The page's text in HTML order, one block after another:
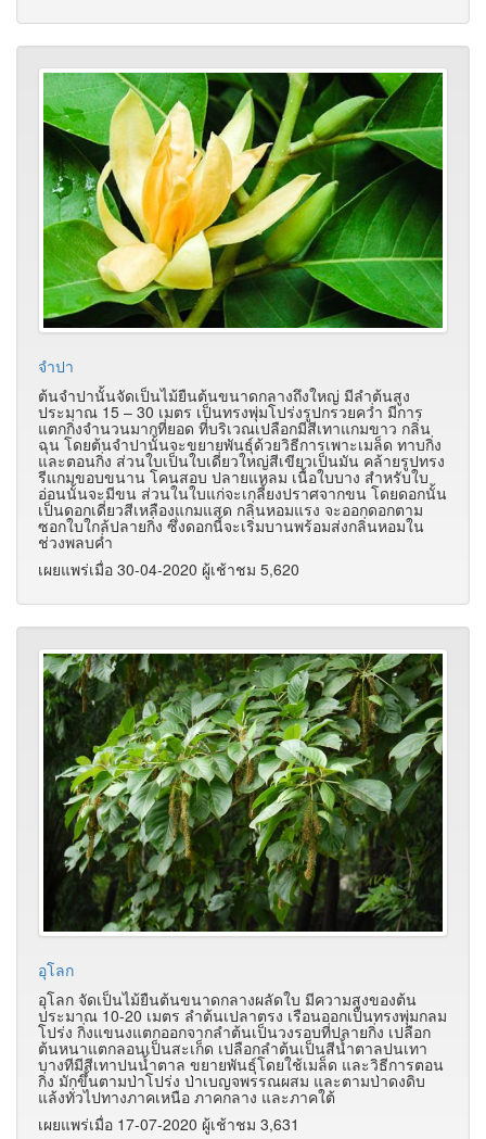
จำปา
ต้นจำปานั้นจัดเป็นไม้ยืนต้นขนาดกลางถึงใหญ่ มีลำต้นสูง
ประมาณ 15 – 30 เมตร เป็นทรงพุ่มโปร่งรูปกรวยคว่ำ มีการ
แตกกิ่งจำนวนมากที่ยอด ที่บริเวณเปลือกมีสีเทาแกมขาว กลิ่น
ฉุน โดยต้นจำปานั้นจะขยายพันธุ์ด้วยวิธีการเพาะเมล็ด ทาบกิ่ง
และตอนกิ่ง ส่วนใบเป็นใบเดี่ยวใหญ่สีเขียวเป็นมัน คล้ายรูปทรง
รีแกมขอบขนาน โคนสอบ ปลายแหลม เนื้อใบบาง สำหรับใบ
อ่อนนั้นจะมีขน ส่วนในใบแก่จะเกลี้ยงปราศจากขน โดยดอกนั้น
เป็นดอกเดี่ยวสีเหลืองแกมแสด กลิ่นหอมแรง จะออกดอกตาม
ซอกใบใกล้ปลายกิ่ง ซึ่งดอกนี้จะเริ่มบานพร้อมส่งกลิ่นหอมใน
ช่วงพลบค่ำ
เผยแพร่เมื่อ 30-04-2020 ผู้เช้าชม 5,620
อุโลก
อุโลก จัดเป็นไม้ยืนต้นขนาดกลางผลัดใบ มีความสูงของต้น
ประมาณ 10-20 เมตร ลำต้นเปลาตรง เรือนออกเป็นทรงพุ่มกลม
โปร่ง กิ่งแขนงแตกออกจากลำต้นเป็นวงรอบที่ปลายกิ่ง เปลือก
ต้นหนาแตกลอนเป็นสะเก็ด เปลือกลำต้นเป็นสีน้ำตาลปนเทา
บางทีมีสีเทาปนน้ำตาล ขยายพันธุ์โดยใช้เมล็ด และวิธีการตอน
กิ่ง มักขึ้นตามป่าโปร่ง ป่าเบญจพรรณผสม และตามป่าดงดิบ
แล้งทั่วไปทางภาคเหนือ ภาคกลาง และภาคใต้
เผยแพร่เมื่อ 17-07-2020 ผู้เช้าชม 3,631